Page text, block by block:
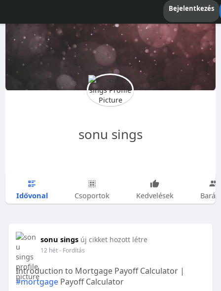
Bejelentkezés
sonu sings
Idővonal Csoportok Kedvelések
sonu sings új cikket hozott létre
12 hét- Fordítás
Introduction to Mortgage Payoff Calculator |
#mortgagePayoff Calculator